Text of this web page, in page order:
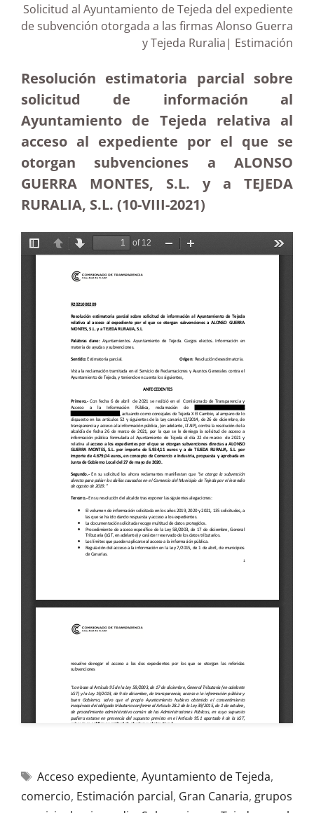
Solicitud al Ayuntamiento de Tejeda del expediente
de subvención otorgada a las firmas Alonso Guerra
y Tejeda Ruralia| Estimación
Resolución estimatoria parcial sobre
solicitud de información al
Ayuntamiento de Tejeda relativa al
acceso al expediente por el que se
otorgan subvenciones a ALONSO
GUERRA MONTES, S.L. y a TEJEDA
RURALIA, S.L. (10-VIII-2021)
Acceso expediente, Ayuntamiento de Tejeda,
comercio, Estimación parcial, Gran Canaria, grupos